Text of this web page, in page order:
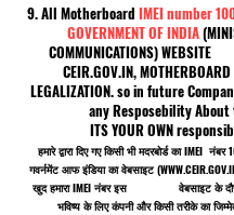
9. All Motherboard IMEI number
GOVERNMENT OF INDIA
COMMUNICATIONS)
CEIR.GOV.IN,
LEGALIZATION. so in future
any Resposebility
ITS YOUR OWN
हमारे द्वारा दिए गए किसी भी मदरबोर्ड का IMEI
गवर्नमेंट आफ इंडिया का वेबसाइट (
खुद हमारा IMEI नंबर इस वेबसाइट के
भविष्य के लिए कंपनी और किसी तरीके का